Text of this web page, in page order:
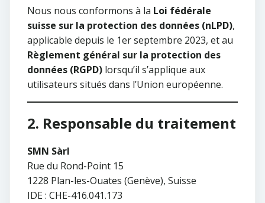
Nous nous conformons à la Loi fédérale
suisse sur la protection des données (nLPD),
applicable depuis le 1er septembre 2023, et au
Règlement général sur la protection des
données (RGPD)lorsqu’il s’applique aux
utilisateurs situés dans l’Union européenne.
2. Responsable du traitement
SMN Sàrl
Rue du Rond-Point 15
1228 Plan-les-Ouates (Genève), Suisse
IDE : CHE-416.041.173